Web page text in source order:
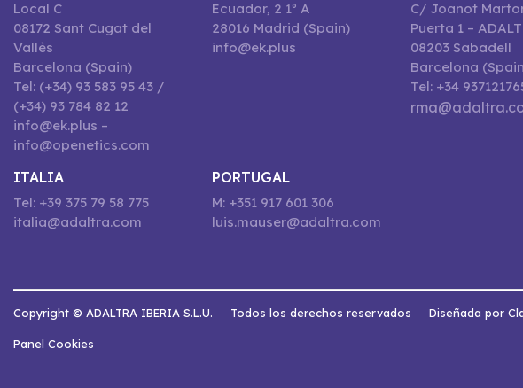
Local C
08172 Sant Cugat del
Vallès
Barcelona (Spain)
Tel: (+34) 93 583 95 43 /
(+34) 93 784 82 12
info@ek.plus –
info@openetics.com
Ecuador, 2 1º A
28016 Madrid (Spain)
info@ek.plus
C/ Joanot
Puerta 1 –
08203 Sabadell
Barcelona
Tel: +34
ITALIA
Tel: +39 375 79 58 775
italia@adaltra.com
PORTUGAL
M: +351 917 601 306
luis.mauser@adaltra.com
Copyright © ADALTRA IBERIA S.L.U. Todos los derechos reservados Diseñada por
Panel Cookies